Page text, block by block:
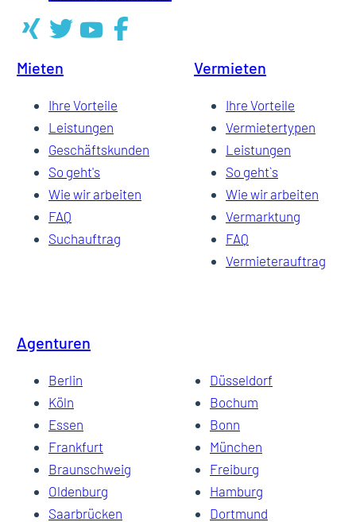
Mieten
Ihre Vorteile
Leistungen
Geschäftskunden
So geht's
Wie wir arbeiten
FAQ
Suchauftrag
Vermieten
Ihre Vorteile
Vermietertypen
Leistungen
So geht`s
Wie wir arbeiten
Vermarktung
FAQ
Vermieterauftrag
Agenturen
Berlin
Düsseldorf
Köln
Bochum
Essen
Bonn
Frankfurt
München
Braunschweig
Freiburg
Oldenburg
Hamburg
Saarbrücken
Dortmund